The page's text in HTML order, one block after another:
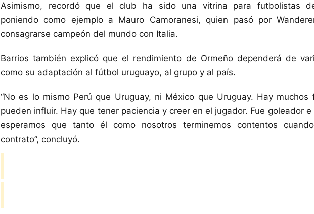
Asimismo, recordó que el club ha sido una vitrina para futbolistas
poniendo como ejemplo a Mauro Camoranesi, quien pasó por
consagrarse campeón del mundo con Italia.
Barrios también explicó que el rendimiento de Ormeño dependerá de
como su adaptación al fútbol uruguayo, al grupo y al país.
“No es lo mismo Perú que Uruguay, ni México que Uruguay. Hay muchos
pueden influir. Hay que tener paciencia y creer en el jugador. Fue goleador
esperamos que tanto él como nosotros terminemos contentos
contrato”, concluyó.